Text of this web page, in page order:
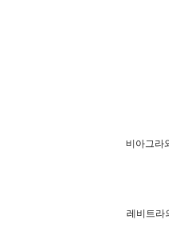
비아그라
레비트라